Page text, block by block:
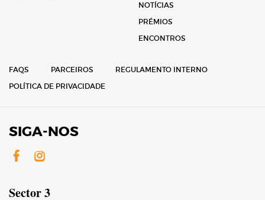
NOTÍCIAS
PRÉMIOS
ENCONTROS
FAQS PARCEIROS
REGULAMENTO INTERNO
POLÍTICA DE PRIVACIDADE
SIGA-NOS
Facebook
Instagram
Sector 3